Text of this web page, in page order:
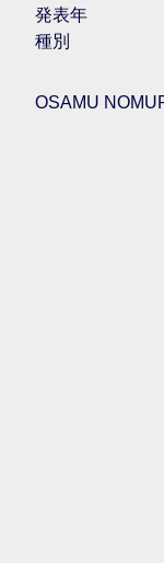
発表年
種別
OSAMU